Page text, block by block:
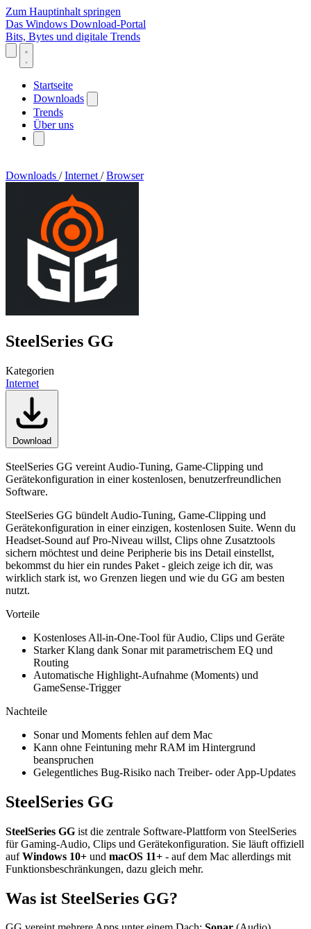
Zum Hauptinhalt springen
Das Windows Download-Portal
Bits, Bytes und digitale Trends
Startseite
Downloads
Trends
Über uns
Downloads / Internet / Browser
SteelSeries GG
Kategorien
Internet
Download
SteelSeries GG vereint Audio-Tuning, Game-Clipping und
Gerätekonfiguration in einer kostenlosen, benutzerfreundlichen
Software.
SteelSeries GG bündelt Audio-Tuning, Game-Clipping und
Gerätekonfiguration in einer einzigen, kostenlosen Suite. Wenn du
Headset-Sound auf Pro-Niveau willst, Clips ohne Zusatztools
sichern möchtest und deine Peripherie bis ins Detail einstellst,
bekommst du hier ein rundes Paket - gleich zeige ich dir, was
wirklich stark ist, wo Grenzen liegen und wie du GG am besten
nutzt.
Vorteile
Kostenloses All-in-One-Tool für Audio, Clips und Geräte
Starker Klang dank Sonar mit parametrischem EQ und
Routing
Automatische Highlight-Aufnahme (Moments) und
GameSense-Trigger
Nachteile
Sonar und Moments fehlen auf dem Mac
Kann ohne Feintuning mehr RAM im Hintergrund
beanspruchen
Gelegentliches Bug-Risiko nach Treiber- oder App-Updates
SteelSeries GG
SteelSeries GG ist die zentrale Software-Plattform von SteelSeries
für Gaming-Audio, Clips und Gerätekonfiguration. Sie läuft offiziell
aufWindows 10+ und macOS 11+ - auf dem Mac allerdings mit
Funktionsbeschränkungen, dazu gleich mehr.
Was ist SteelSeries GG?